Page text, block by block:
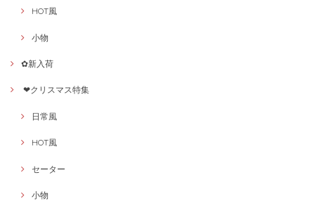
HOT風
小物
✿新入荷
❤クリスマス特集
日常風
HOT風
セーター
小物